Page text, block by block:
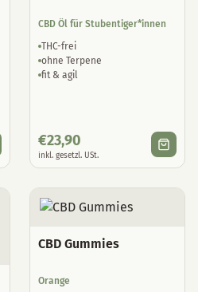
CBD Öl für Stubentiger*innen
THC-frei
ohne Terpene
fit & agil
€23,90
inkl. gesetzl. USt.
CBD Gummies
Orange